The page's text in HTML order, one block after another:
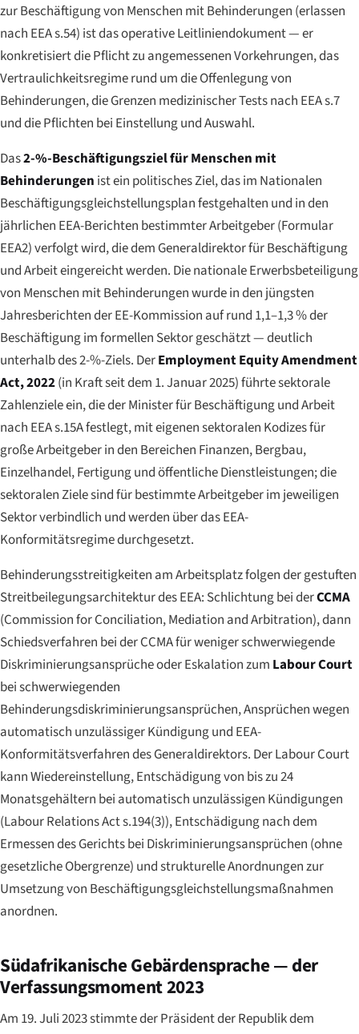
zur Beschäftigung von Menschen mit Behinderungen (erlassen
nach EEA s.54) ist das operative Leitliniendokument — er
konkretisiert die Pflicht zu angemessenen Vorkehrungen, das
Vertraulichkeitsregime rund um die Offenlegung von
Behinderungen, die Grenzen medizinischer Tests nach EEA s.7
und die Pflichten bei Einstellung und Auswahl.
Das2-%-Beschäftigungsziel für Menschen mit
Behinderungen ist ein politisches Ziel, das im Nationalen
Beschäftigungsgleichstellungsplan festgehalten und in den
jährlichen EEA-Berichten bestimmter Arbeitgeber (Formular
EEA2) verfolgt wird, die dem Generaldirektor für Beschäftigung
und Arbeit eingereicht werden. Die nationale Erwerbsbeteiligung
von Menschen mit Behinderungen wurde in den jüngsten
Jahresberichten der EE-Kommission auf rund 1,1–1,3 % der
Beschäftigung im formellen Sektor geschätzt — deutlich
unterhalb des 2-%-Ziels. DerEmployment Equity Amendment
Act, 2022(in Kraft seit dem 1. Januar 2025) führte sektorale
Zahlenziele ein, die der Minister für Beschäftigung und Arbeit
nach EEA s.15A festlegt, mit eigenen sektoralen Kodizes für
große Arbeitgeber in den Bereichen Finanzen, Bergbau,
Einzelhandel, Fertigung und öffentliche Dienstleistungen; die
sektoralen Ziele sind für bestimmte Arbeitgeber im jeweiligen
Sektor verbindlich und werden über das EEA-
Konformitätsregime durchgesetzt.
Behinderungsstreitigkeiten am Arbeitsplatz folgen der gestuften
Streitbeilegungsarchitektur des EEA: Schlichtung bei derCCMA
(Commission for Conciliation, Mediation and Arbitration), dann
Schiedsverfahren bei der CCMA für weniger schwerwiegende
Diskriminierungsansprüche oder Eskalation zum Labour Court
bei schwerwiegenden
Behinderungsdiskriminierungsansprüchen, Ansprüchen wegen
automatisch unzulässiger Kündigung und EEA-
Konformitätsverfahren des Generaldirektors. Der Labour Court
kann Wiedereinstellung, Entschädigung von bis zu 24
Monatsgehältern bei automatisch unzulässigen Kündigungen
(Labour Relations Act s.194(3)), Entschädigung nach dem
Ermessen des Gerichts bei Diskriminierungsansprüchen (ohne
gesetzliche Obergrenze) und strukturelle Anordnungen zur
Umsetzung von Beschäftigungsgleichstellungsmaßnahmen
anordnen.
Südafrikanische Gebärdensprache — der
Verfassungsmoment 2023
Am 19. Juli 2023 stimmte der Präsident der Republik dem